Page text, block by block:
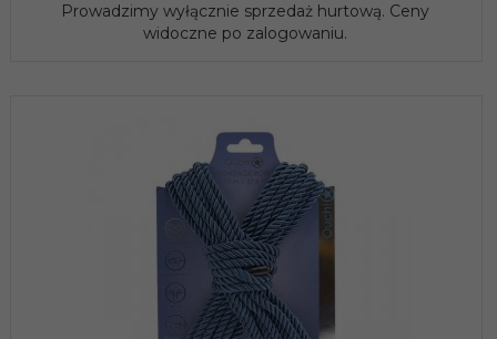
Prowadzimy wyłącznie sprzedaż hurtową. Ceny
widoczne po zalogowaniu.